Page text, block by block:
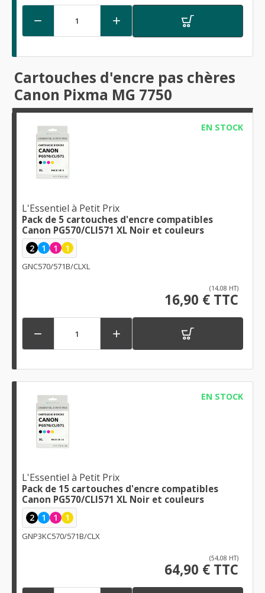
 
Cartouches d'encre pas chères
Canon Pixma MG 7750
EN STOCK
L'Essentiel à Petit Prix
Pack de 5 cartouches d'encre compatibles
Canon PG570/CLI571 XL Noir et couleurs
2 1 1 1
GNC570/571B/CLXL
(14,08 HT)
16,90 € TTC
 
EN STOCK
L'Essentiel à Petit Prix
Pack de 15 cartouches d'encre compatibles
Canon PG570/CLI571 XL Noir et couleurs
2 1 1 1
GNP3KC570/571B/CLX
(54,08 HT)
64,90 € TTC